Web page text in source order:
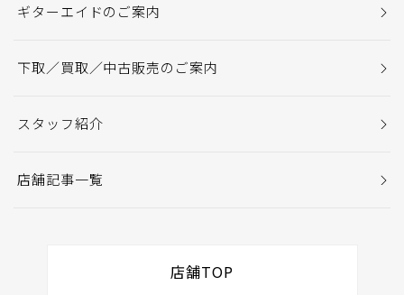
ギターエイドのご案内
下取／買取／中古販売のご案内
スタッフ紹介
店舗記事一覧
店舗TOP